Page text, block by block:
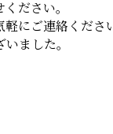
ださい。
軽にご連絡くださ
ました。